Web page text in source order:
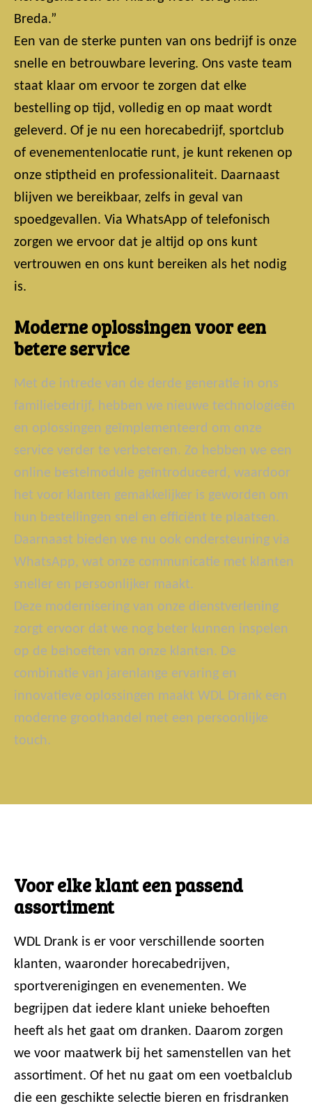
Breda.”
Een van de sterke punten van ons bedrijf is onze
snelle en betrouwbare levering. Ons vaste team
staat klaar om ervoor te zorgen dat elke
bestelling op tijd, volledig en op maat wordt
geleverd. Of je nu een horecabedrijf, sportclub
of evenementenlocatie runt, je kunt rekenen op
onze stiptheid en professionaliteit. Daarnaast
blijven we bereikbaar, zelfs in geval van
spoedgevallen. Via WhatsApp of telefonisch
zorgen we ervoor dat je altijd op ons kunt
vertrouwen en ons kunt bereiken als het nodig
is.
Moderne oplossingen voor een
betere service
Met de intrede van de derde generatie in ons
familiebedrijf, hebben we nieuwe technologieën
en oplossingen geïmplementeerd om onze
service verder te verbeteren. Zo hebben we een
online bestelmodule geïntroduceerd, waardoor
het voor klanten gemakkelijker is geworden om
hun bestellingen snel en efficiënt te plaatsen.
Daarnaast bieden we nu ook ondersteuning via
WhatsApp, wat onze communicatie met klanten
sneller en persoonlijker maakt.
Deze modernisering van onze dienstverlening
zorgt ervoor dat we nog beter kunnen inspelen
op de behoeften van onze klanten. De
combinatie van jarenlange ervaring en
innovatieve oplossingen maakt WDL Drank een
moderne groothandel met een persoonlijke
touch.
Voor elke klant een passend
assortiment
WDL Drank is er voor verschillende soorten
klanten, waaronder horecabedrijven,
sportverenigingen en evenementen. We
begrijpen dat iedere klant unieke behoeften
heeft als het gaat om dranken. Daarom zorgen
we voor maatwerk bij het samenstellen van het
assortiment. Of het nu gaat om een voetbalclub
die een geschikte selectie bieren en frisdranken